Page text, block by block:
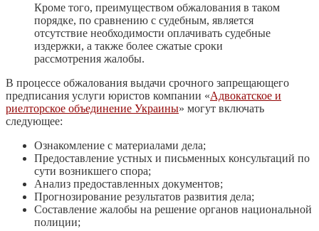
Кроме того, преимуществом обжалования в таком
порядке, по сравнению с судебным, является
отсутствие необходимости оплачивать судебные
издержки, а также более сжатые сроки
рассмотрения жалобы.
В процессе обжалования выдачи срочного запрещающего
предписания услуги юристов компании «Адвокатское и
риелторское объединение Украины» могут включать
следующее:
Ознакомление с материалами дела;
Предоставление устных и письменных консультаций по
сути возникшего спора;
Анализ предоставленных документов;
Прогнозирование результатов развития дела;
Составление жалобы на решение органов национальной
полиции;